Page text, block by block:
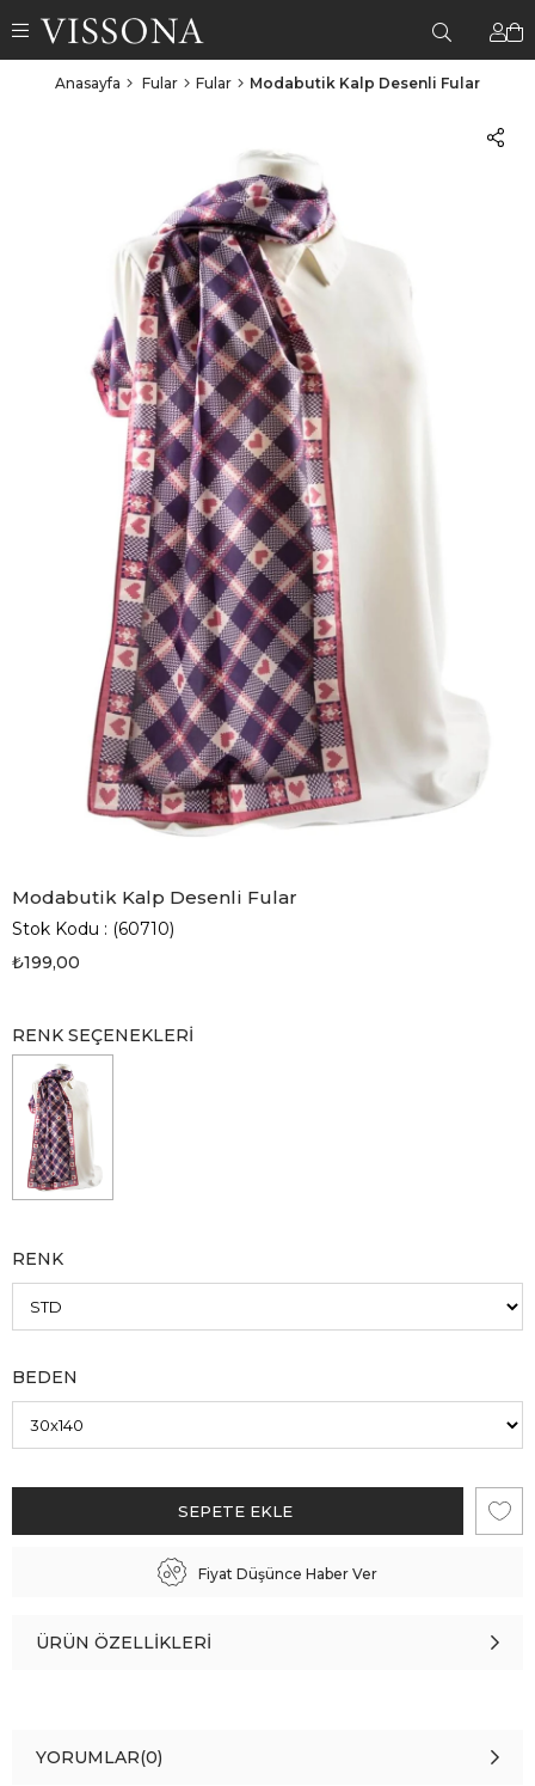
Anasayfa Fular Fular Modabutik Kalp Desenli Fular
Modabutik Kalp Desenli Fular
Stok Kodu
(60710)
₺199,00
RENK SEÇENEKLERI
RENK
BEDEN
Fiyat Düşünce Haber Ver
ÜRÜN ÖZELLIKLERI
YORUMLAR(0)